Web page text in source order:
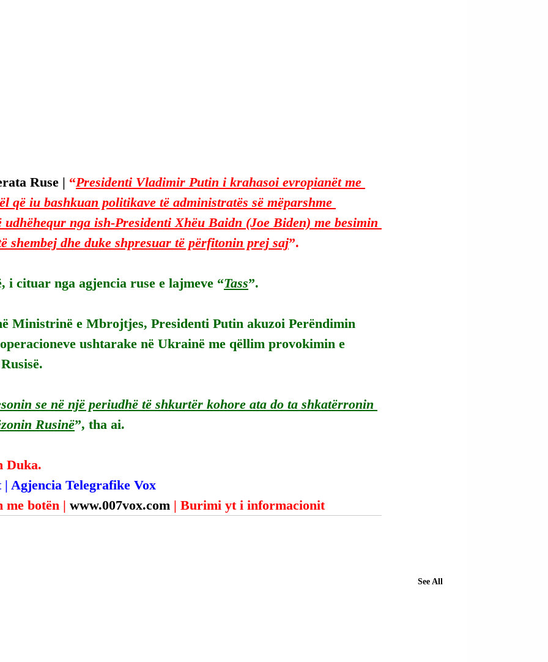
Ruse | “Presidenti Vladimir Putin i krahasoi evropianët me
që iu bashkuan politikave të administratës së mëparshme
udhëhequr nga ish-Presidenti Xhëu Baidn (Joe Biden) me besimin
shembej dhe duke shpresuar të përfitonin prej saj”.
i cituar nga agjencia ruse e lajmeve “Tass”.
Ministrinë e Mbrojtjes, Presidenti Putin akuzoi Perëndimin
ushtarake në Ukrainë me qëllim provokimin e
se në një periudhë të shkurtër kohore ata do ta shkatërronin
Rusinë”, tha ai.
Duka.
Agjencia Telegrafike Vox
me botën | www.007vox.com | Burimi yt i informacionit
See All